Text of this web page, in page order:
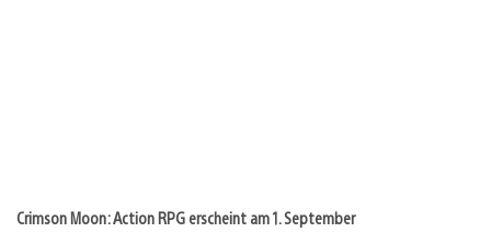
Crimson Moon: Action RPG erscheint am 1. September